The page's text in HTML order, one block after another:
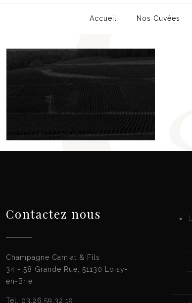
Accueil Nos Cuvées
Contactez nous
Champagne Camiat & Fils
34 - 58 Grande Rue, 51130 Loisy-
en-Brie
Tél. 03.26.59.32.19